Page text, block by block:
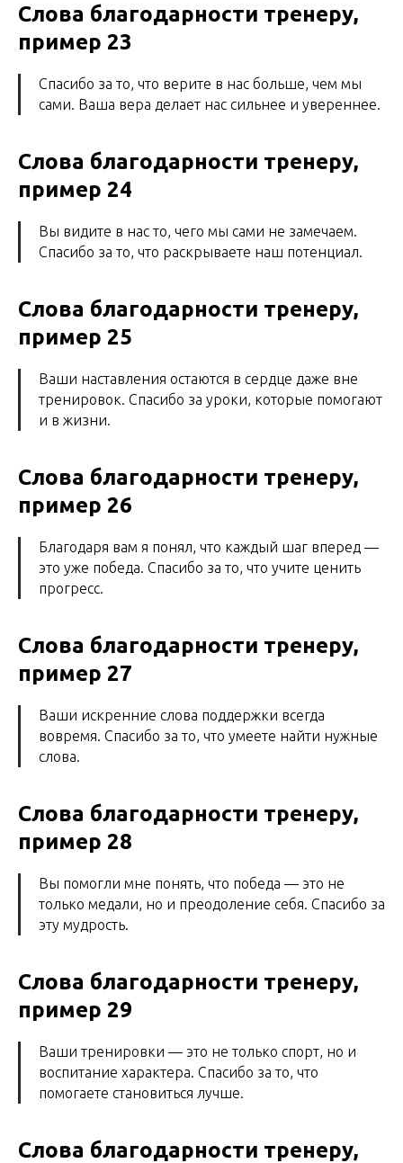
Слова благодарности тренеру,
пример 23
Спасибо за то, что верите в нас больше, чем мы
сами. Ваша вера делает нас сильнее и увереннее.
Слова благодарности тренеру,
пример 24
Вы видите в нас то, чего мы сами не замечаем.
Спасибо за то, что раскрываете наш потенциал.
Слова благодарности тренеру,
пример 25
Ваши наставления остаются в сердце даже вне
тренировок. Спасибо за уроки, которые помогают
и в жизни.
Слова благодарности тренеру,
пример 26
Благодаря вам я понял, что каждый шаг вперед —
это уже победа. Спасибо за то, что учите ценить
прогресс.
Слова благодарности тренеру,
пример 27
Ваши искренние слова поддержки всегда
вовремя. Спасибо за то, что умеете найти нужные
слова.
Слова благодарности тренеру,
пример 28
Вы помогли мне понять, что победа — это не
только медали, но и преодоление себя. Спасибо за
эту мудрость.
Слова благодарности тренеру,
пример 29
Ваши тренировки — это не только спорт, но и
воспитание характера. Спасибо за то, что
помогаете становиться лучше.
Слова благодарности тренеру,